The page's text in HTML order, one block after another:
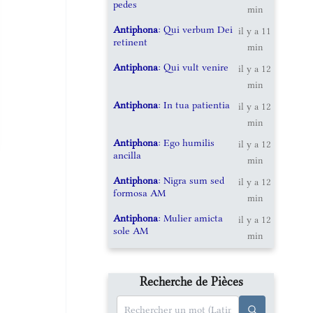
pedes min
Antiphona: Qui verbum Dei
retinent
il y a 11
min
Antiphona: Qui vult venire
il y a 12
min
Antiphona: In tua patientia
il y a 12
min
Antiphona: Ego humilis
ancilla
il y a 12
min
Antiphona: Nigra sum sed
formosa AM
il y a 12
min
Antiphona: Mulier amicta
sole AM
il y a 12
min
Recherche de Pièces